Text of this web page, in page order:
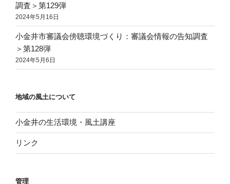
調査＞第129弾
2024年5月16日
小金井市審議会傍聴環境づくり：審議会情報の告知調査
＞第128弾
2024年5月6日
地域の風土について
小金井の生活環境・風土講座
リンク
管理